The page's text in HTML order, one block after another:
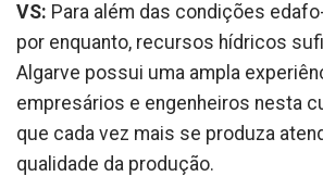
VS: Para além das condições
por enquanto, recursos hídricos
Algarve possui uma ampla
empresários e engenheiros nesta
que cada vez mais se produza
qualidade da produção.